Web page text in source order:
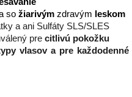
so žiarivým zdravým leskom
a ani Sulfáty SLS/SLES
pre citlivú pokožku
vlasov a pre každodenné